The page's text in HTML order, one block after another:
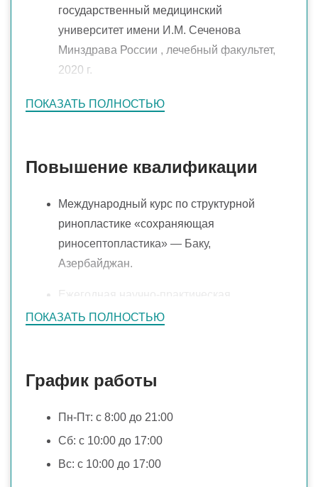
ПОКАЗАТЬ ПОЛНОСТЬЮ
государственный медицинский
университет имени И.М. Сеченова
Минздрава России , лечебный факультет,
2020 г.
Российский университет дружбы народов
Оториноларингология, ординатура, 2023г.
ПОКАЗАТЬ ПОЛНОСТЬЮ
Повышение квалификации
Международный курс по структурной
ринопластике «сохраняющая
риносептопластика» — Баку,
Азербайджан.
Ежегодная научно-практическая
конференция Российского Общества
Şeneldir» — Турция.
«ISAP Live Surgery Rhinoplasty Course”
Dr.Eren Tastan — Турция.
Продвинутый анатомический курс
График работы
Пн-Пт: с 8:00 до 21:00
Сб: c 10:00 до 17:00
Вс: c 10:00 до 17:00